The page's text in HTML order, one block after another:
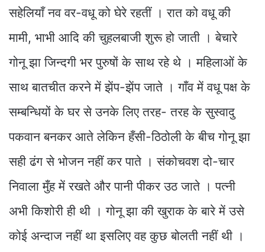
सहेलियाँ नव वर-वधू को घेरे रहतीं । रात को वधू की
मामी, भाभी आदि की चुहलबाजी शुरू हो जाती । बेचारे
गोनू झा जिन्दगी भर पुरुषों के साथ रहे थे । महिलाओं के
साथ बातचीत करने में झेंप-झेंप जाते । गाँव में वधू पक्ष के
सम्बन्धियों के घर से उनके लिए तरह- तरह के सुस्वादु
पकवान बनकर आते लेकिन हँसी-ठिठोली के बीच गोनू झा
सही ढंग से भोजन नहीं कर पाते । संकोचवश दो-चार
निवाला मुँह में रखते और पानी पीकर उठ जाते । पत्नी
अभी किशोरी ही थी । गोनू झा की खुराक के बारे में उसे
कोई अन्दाज नहीं था इसलिए वह कुछ बोलती नहीं थी ।